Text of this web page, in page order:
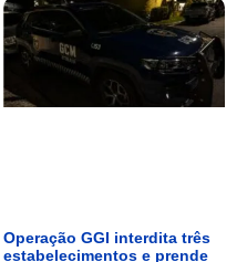
Operação GGI interdita três
estabelecimentos e prende